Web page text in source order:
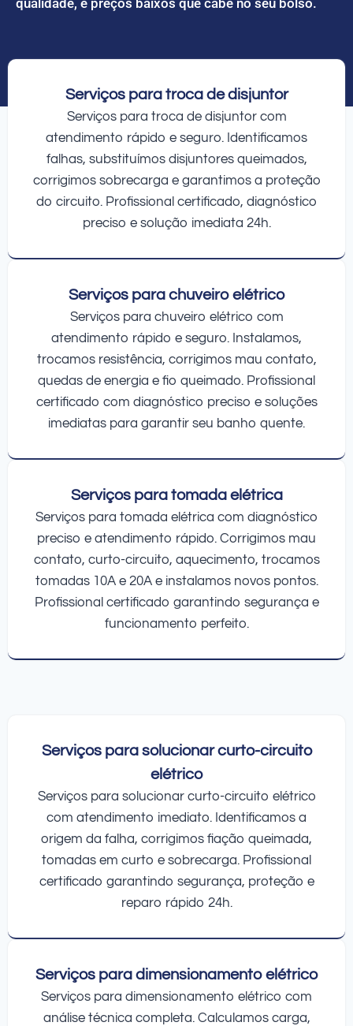
Serviços para troca de disjuntor
Serviços para troca de disjuntor com
atendimento rápido e seguro. Identificamos
falhas, substituímos disjuntores queimados,
corrigimos sobrecarga e garantimos a proteção
do circuito. Profissional certificado, diagnóstico
preciso e solução imediata 24h.
Serviços para chuveiro elétrico
Serviços para chuveiro elétrico com
atendimento rápido e seguro. Instalamos,
trocamos resistência, corrigimos mau contato,
quedas de energia e fio queimado. Profissional
certificado com diagnóstico preciso e soluções
imediatas para garantir seu banho quente.
Serviços para tomada elétrica
Serviços para tomada elétrica com diagnóstico
preciso e atendimento rápido. Corrigimos mau
contato, curto-circuito, aquecimento, trocamos
tomadas 10A e 20A e instalamos novos pontos.
Profissional certificado garantindo segurança e
funcionamento perfeito.
Serviços para solucionar curto-circuito
elétrico
Serviços para solucionar curto-circuito elétrico
com atendimento imediato. Identificamos a
origem da falha, corrigimos fiação queimada,
tomadas em curto e sobrecarga. Profissional
certificado garantindo segurança, proteção e
reparo rápido 24h.
Serviços para dimensionamento elétrico
Serviços para dimensionamento elétrico com
análise técnica completa. Calculamos carga,